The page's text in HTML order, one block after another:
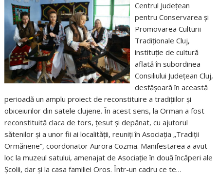
Centrul Județean
pentru Conservarea și
Promovarea Culturii
Tradiționale Cluj,
instituție de cultură
aflată în subordinea
Consiliului Județean Cluj,
desfășoară în această
perioadă un amplu proiect de reconstituire a tradițiilor și
obiceiurilor din satele clujene. În acest sens, la Orman a fost
reconstituită claca de tors, țesut și depănat, cu ajutorul
sătenilor și a unor fii ai localității, reuniți în Asociația „Tradiții
Ormănene”, coordonator Aurora Cozma. Manifestarea a avut
loc la muzeul satului, amenajat de Asociație în două încăperi ale
Școlii, dar și la casa familiei Oros. Într-un cadru ce te…